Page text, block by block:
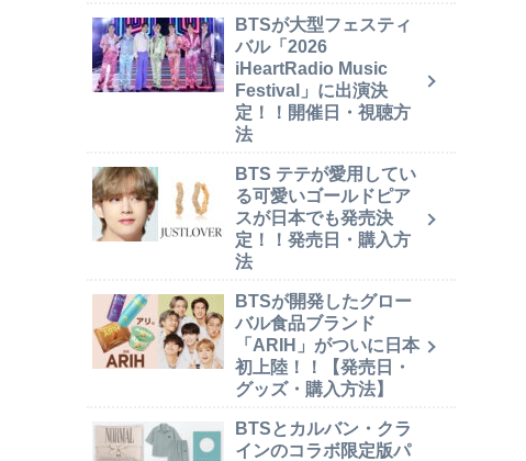
BTSが大型フェスティ
バル「2026
iHeartRadio Music
Festival」に出演決
定！！開催日・視聴方
法
BTS テテが愛用してい
る可愛いゴールドピア
スが日本でも発売決
定！！発売日・購入方
法
BTSが開発したグロー
バル食品ブランド
「ARIH」がついに日本
初上陸！！【発売日・
グッズ・購入方法】
BTSとカルバン・クラ
インのコラボ限定版パ